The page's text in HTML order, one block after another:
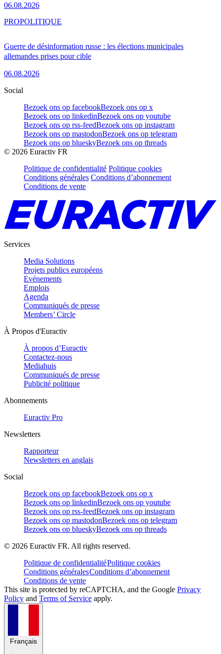
06.08.2026
Guerre de désinformation russe : les élections municipales
allemandes prises pour cible
06.08.2026
PROPOLITIQUE
Social
Bezoek ons op facebookBezoek ons op x
Bezoek ons op linkedinBezoek ons op youtube
Bezoek ons op rss-feedBezoek ons op instagram
Bezoek ons op mastodonBezoek ons op telegram
Bezoek ons op blueskyBezoek ons op threads
© 2026 Euractiv FR
Politique de confidentialité Politique cookies
Conditions générales Conditions d’abonnement
Conditions de vente
Services
Media Solutions
Projets publics européens
Evénements
Emplois
Agenda
Communiqués de presse
Members’ Circle
À Propos d'Euractiv
À propos d’Euractiv
Contactez-nous
Mediahuis
Communiqués de presse
Publicité politique
Abonnements
Euractiv Pro
Newsletters
Rapporteur
Newsletters en anglais
Social
Bezoek ons op facebookBezoek ons op x
Bezoek ons op linkedinBezoek ons op youtube
Bezoek ons op rss-feedBezoek ons op instagram
Bezoek ons op mastodonBezoek ons op telegram
Bezoek ons op blueskyBezoek ons op threads
© 2026 Euractiv FR. All rights reserved.
Politique de confidentialitéPolitique cookies
Conditions généralesConditions d’abonnement
Conditions de vente
This site is protected by reCAPTCHA, and the Google Privacy
Policy and Terms of Service apply.
Français